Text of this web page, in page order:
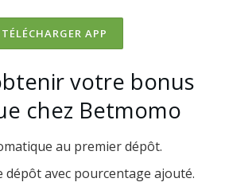
TÉLÉCHARGER APP
votre bonus
chez Betmomo
au premier dépôt.
dépôt avec pourcentage ajouté.